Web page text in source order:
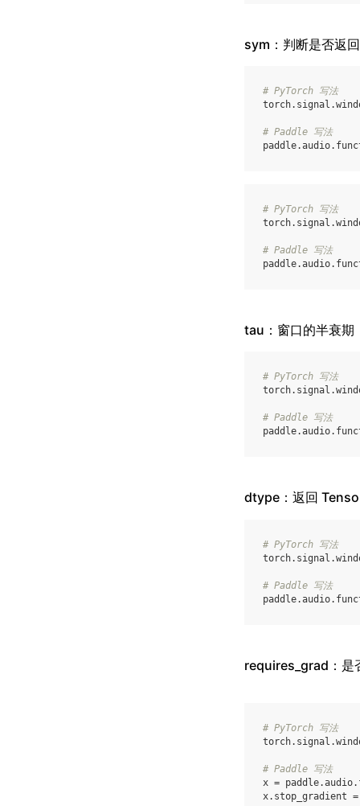
sym：判断是否返
# PyTorch 写法
torch. signal .
# Paddle 写法
paddle.audio.
# PyTorch 写法
torch. signal .
# Paddle 写法
paddle.audio.
tau：窗口的半衰期
# PyTorch 写法
torch. signal .
# Paddle 写法
paddle.audio.
dtype：返回
# PyTorch 写法
torch. signal .
# Paddle 写法
paddle.audio.
requires_grad：是
# PyTorch 写法
torch. signal .
# Paddle 写法
x = paddle.audio.
x. stop_gradient =